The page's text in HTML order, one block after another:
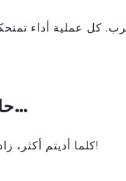
كل عملية أداء
حان وقت اللعب…
كلما أديتم أكثر، زادت فرصكم في الفوز!